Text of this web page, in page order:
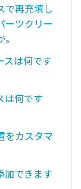
で再充填し
ーツクリー
スは何です
は何です
をカスタマ
加できます